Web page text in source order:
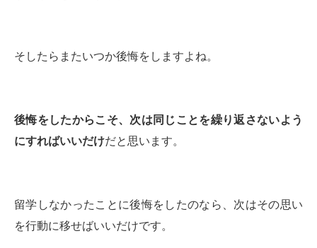
そしたらまたいつか後悔をしますよね。
後悔をしたからこそ、次は同じことを繰り返さないよう
にすればいいだけだと思います。
留学しなかったことに後悔をしたのなら、次はその思い
を行動に移せばいいだけです。